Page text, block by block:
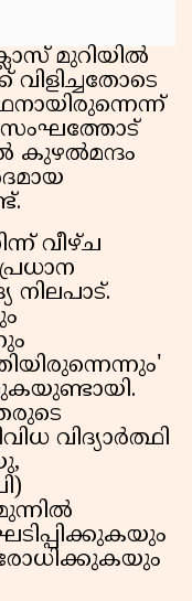
മുറിയിൽ
കുഴൽമന്ദം
വീഴ്ച
പ്രധാന
വിദ്യാർത്ഥി